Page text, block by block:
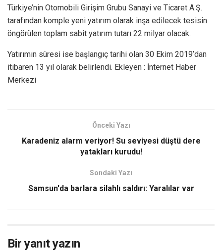
Türkiye’nin Otomobili Girişim Grubu Sanayi ve Ticaret A.Ş.
tarafından komple yeni yatırım olarak inşa edilecek tesisin
öngörülen toplam sabit yatırım tutarı 22 milyar olacak.
Yatırımın süresi ise başlangıç tarihi olan 30 Ekim 2019’dan
itibaren 13 yıl olarak belirlendi. Ekleyen : İnternet Haber
Merkezi
Önceki Yazı
Karadeniz alarm veriyor! Su seviyesi düştü dere
yatakları kurudu!
Sondaki Yazı
Samsun'da barlara silahlı saldırı: Yaralılar var
Bir yanıt yazın